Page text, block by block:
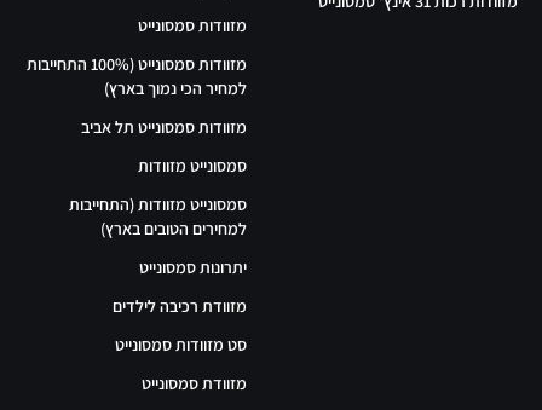
מזוודות סמסונייט
מזוודות סמסונייט (100% התחייבות
למחיר הכי נמוך בארץ)
מזוודות סמסונייט תל אביב
סמסונייט מזוודות
סמסונייט מזוודות (התחייבות
למחירים הטובים בארץ)
יתרונות סמסונייט
מזוודת רכיבה לילדים
סט מזוודות סמסונייט
מזוודת סמסונייט